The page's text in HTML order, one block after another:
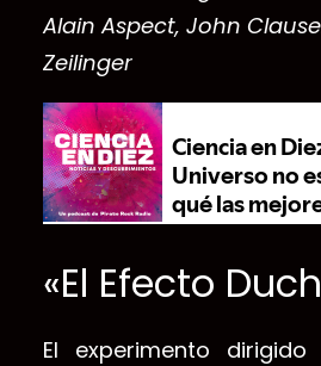
Alain Aspect, John
Zeilinger
«El Efecto
El experimento